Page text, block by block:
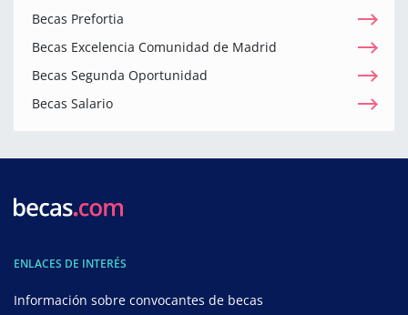
Becas Prefortia
Becas Excelencia Comunidad de Madrid
Becas Segunda Oportunidad
Becas Salario
ENLACES DE INTERÉS
Información sobre convocantes de becas